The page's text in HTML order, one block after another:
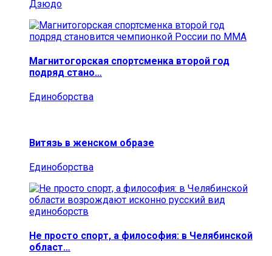
Дзюдо
Магнитогорская спортсменка второй год
подряд стано…
Единоборства
Витязь в женском образе
Единоборства
Не просто спорт, а философия: в Челябинской
област…